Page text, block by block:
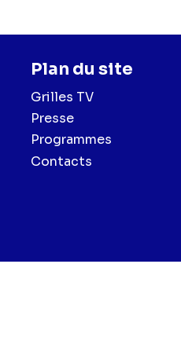
Plan du site
Grilles TV
Presse
Programmes
Contacts